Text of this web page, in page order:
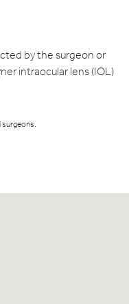
by the surgeon or
intraocular lens (IOL)
surgeons.